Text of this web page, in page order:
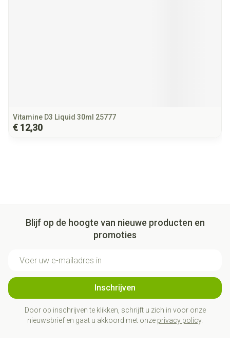
Vitamine D3 Liquid 30ml 25777
€ 12,30
Blijf op de hoogte van nieuwe producten en
promoties
Inschrijven
Door op inschrijven te klikken, schrijft u zich in voor onze
nieuwsbrief en gaat u akkoord met onze privacy policy.